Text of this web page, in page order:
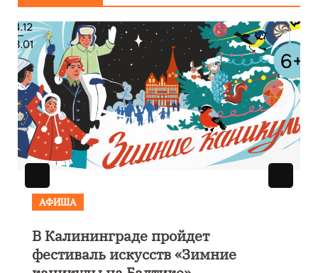
АФИША
В Калининграде пройдет
фестиваль искусств «Зимние